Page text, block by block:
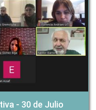
- 30 de Julio